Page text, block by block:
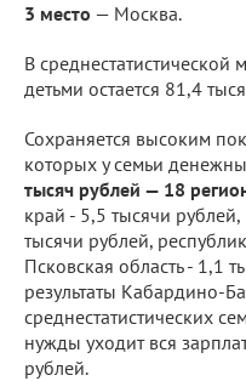
3 место — Москва.
В среднестатистической
детьми остается 81,4
Сохраняется высоким
которых у семьи
тысяч рублей — 18
край - 5,5 тысячи
тысячи рублей,
Псковская область - 1,1
результаты Кабардино-
среднестатистических
нужды уходит вся
рублей.